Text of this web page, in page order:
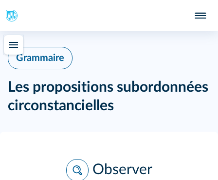
Grammaire
Les propositions subordonnées
circonstancielles
Observer